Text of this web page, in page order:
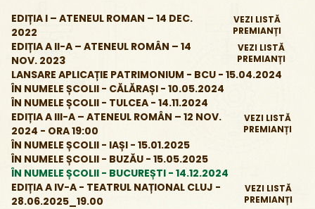
EDIȚIA I – ATENEUL ROMAN – 14 DEC.
2022
VEZI LISTĂ
PREMIANȚI
EDIȚIA A II-A – ATENEUL ROMÂN – 14
NOV. 2023
VEZI LISTĂ
PREMIANȚI
LANSARE APLICAȚIE PATRIMONIUM - BCU - 15.04.2024
ÎN NUMELE ȘCOLII - CĂLĂRAȘI - 10.05.2024
ÎN NUMELE ȘCOLII - TULCEA - 14.11.2024
EDIȚIA A III-A – ATENEUL ROMÂN – 12 NOV.
2024 - ORA 19:00
VEZI LISTĂ
PREMIANȚI
ÎN NUMELE ȘCOLII - IAȘI - 15.01.2025
ÎN NUMELE ȘCOLII - BUZĂU - 15.05.2025
ÎN NUMELE ȘCOLII - BUCUREȘTI - 14.12.2024
EDIȚIA A IV-A - TEATRUL NAȚIONAL CLUJ -
28.06.2025_19.00
VEZI LISTĂ
PREMIANȚI